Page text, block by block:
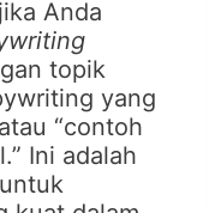
Anda
topik
yang
“contoh
Ini adalah